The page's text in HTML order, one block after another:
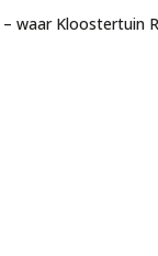
waar